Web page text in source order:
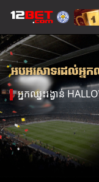
អបអរសាទរដល់អ្ន
អ្នកឈ្នះរង្វាន់